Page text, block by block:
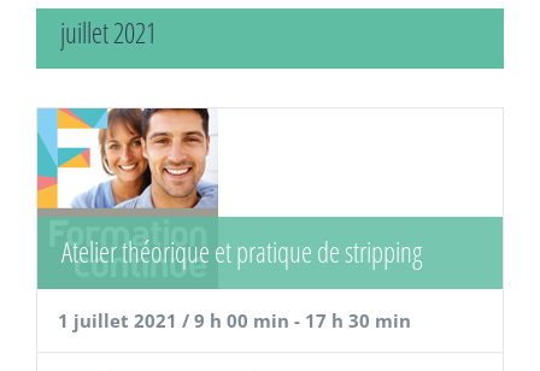
juillet 2021
Atelier théorique et pratique de stripping
1 juillet 2021 / 9 h 00 min - 17 h 30 min